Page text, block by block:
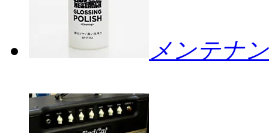
メンテナ